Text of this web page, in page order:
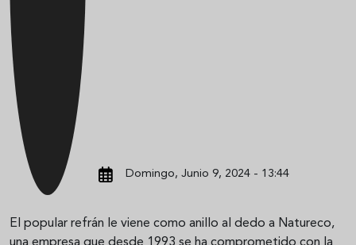
Domingo, Junio 9, 2024 - 13:44
El popular refrán le viene como anillo al dedo a Natureco,